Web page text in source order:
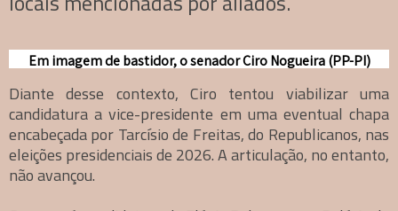
Em imagem de bastidor, o senador Ciro Nogueira (PP-PI)
Diante desse contexto, Ciro tentou viabilizar uma
candidatura a vice-presidente em uma eventual chapa
encabeçada por Tarcísio de Freitas, do Republicanos, nas
eleições presidenciais de 2026. A articulação, no entanto,
não avançou.